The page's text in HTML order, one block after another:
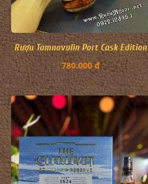
Rượu Tamnavulin Port Cask Edition
780.000 đ